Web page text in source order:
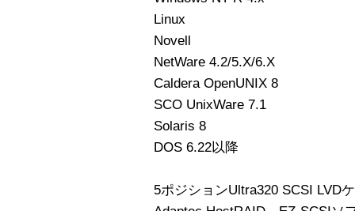
Linux
Novell
NetWare 4.2/5.X/6.X
Caldera OpenUNIX 8
SCO UnixWare 7.1
Solaris 8
DOS 6.22以降
5ポジションUltra320 SCSI LVD